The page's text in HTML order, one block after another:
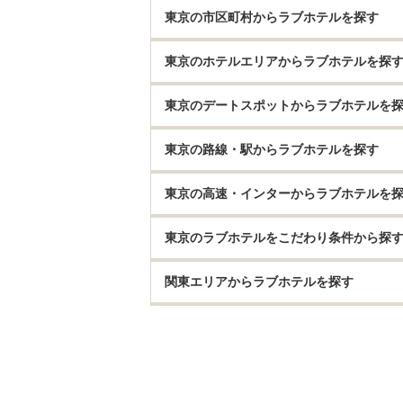
東京の市区町村からラブホテルを探す
東京のホテルエリアからラブホテルを探す
東京のデートスポットからラブホテルを
東京の路線・駅からラブホテルを探す
東京の高速・インターからラブホテルを
東京のラブホテルをこだわり条件から探す
関東エリアからラブホテルを探す